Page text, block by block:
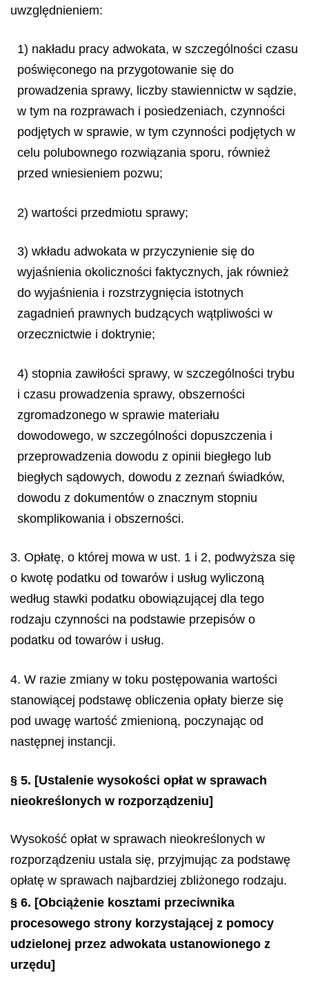
uwzględnieniem:
1) nakładu pracy adwokata, w szczególności czasu
poświęconego na przygotowanie się do
prowadzenia sprawy, liczby stawiennictw w sądzie,
w tym na rozprawach i posiedzeniach, czynności
podjętych w sprawie, w tym czynności podjętych w
celu polubownego rozwiązania sporu, również
przed wniesieniem pozwu;
2) wartości przedmiotu sprawy;
3) wkładu adwokata w przyczynienie się do
wyjaśnienia okoliczności faktycznych, jak również
do wyjaśnienia i rozstrzygnięcia istotnych
zagadnień prawnych budzących wątpliwości w
orzecznictwie i doktrynie;
4) stopnia zawiłości sprawy, w szczególności trybu
i czasu prowadzenia sprawy, obszerności
zgromadzonego w sprawie materiału
dowodowego, w szczególności dopuszczenia i
przeprowadzenia dowodu z opinii biegłego lub
biegłych sądowych, dowodu z zeznań świadków,
dowodu z dokumentów o znacznym stopniu
skomplikowania i obszerności.
3. Opłatę, o której mowa w ust. 1 i 2, podwyższa się
o kwotę podatku od towarów i usług wyliczoną
według stawki podatku obowiązującej dla tego
rodzaju czynności na podstawie przepisów o
podatku od towarów i usług.
4. W razie zmiany w toku postępowania wartości
stanowiącej podstawę obliczenia opłaty bierze się
pod uwagę wartość zmienioną, poczynając od
następnej instancji.
§ 5. [Ustalenie wysokości opłat w sprawach
nieokreślonych w rozporządzeniu]
Wysokość opłat w sprawach nieokreślonych w
rozporządzeniu ustala się, przyjmując za podstawę
opłatę w sprawach najbardziej zbliżonego rodzaju.
§ 6. [Obciążenie kosztami przeciwnika
procesowego strony korzystającej z pomocy
udzielonej przez adwokata ustanowionego z
urzędu]